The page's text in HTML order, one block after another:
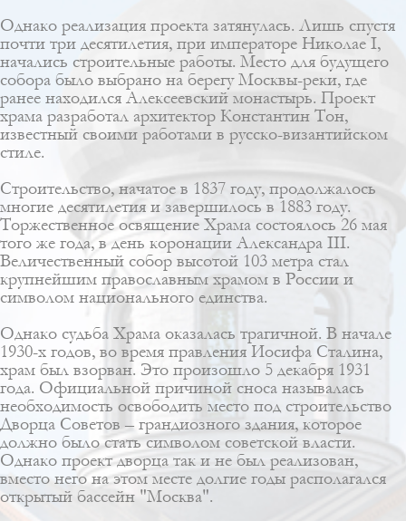
Однако реализация проекта затянулась. Лишь спустя
почти три десятилетия, при императоре Николае I,
начались строительные работы. Место для будущего
собора было выбрано на берегу Москвы-реки, где
ранее находился Алексеевский монастырь. Проект
храма разработал архитектор Константин Тон,
известный своими работами в русско-византийском
стиле.
Строительство, начатое в 1837 году, продолжалось
многие десятилетия и завершилось в 1883 году.
Торжественное освящение Храма состоялось 26 мая
того же года, в день коронации Александра III.
Величественный собор высотой 103 метра стал
крупнейшим православным храмом в России и
символом национального единства.
Однако судьба Храма оказалась трагичной. В начале
1930-х годов, во время правления Иосифа Сталина,
храм был взорван. Это произошло 5 декабря 1931
года. Официальной причиной сноса называлась
необходимость освободить место под строительство
Дворца Советов – грандиозного здания, которое
должно было стать символом советской власти.
Однако проект дворца так и не был реализован,
вместо него на этом месте долгие годы располагался
открытый бассейн "Москва".